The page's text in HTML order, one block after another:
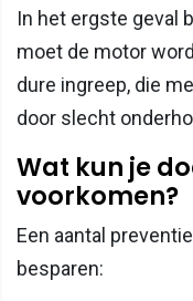
In het ergste geval
moet de motor
dure ingreep, die
door slecht
Wat kun je
voorkomen?
Een aantal
besparen: